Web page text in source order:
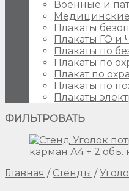
Военные и
Медицинские
Плакаты
Плакаты ГО и
Плакаты по
Плакаты по
Плакат по
Плакаты по
Плакаты
ФИЛЬТРОВАТЬ
Главная / Стенды /